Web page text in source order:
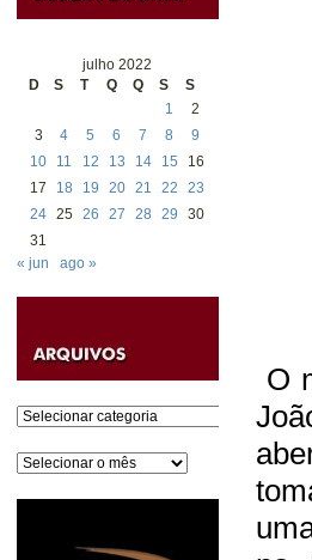
julho 2022
D
S T Q Q S
S
1
2
3
4 5 6 7 8
9
10
11 12 13 14 15
16
17
18 19 20 21 22
23
24 25 26 27 28 29
30
31
« jun
ago »
Categorias
Arquivos
O